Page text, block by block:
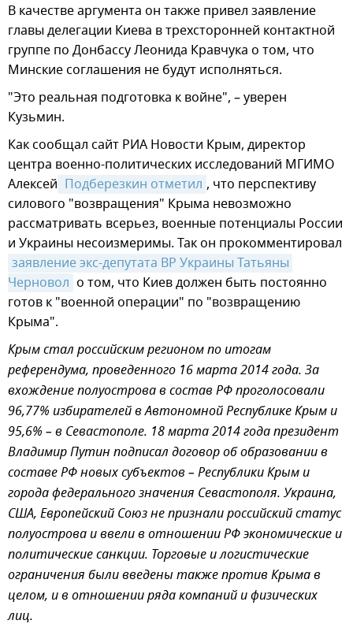
В качестве аргумента он также привел заявление
главы делегации Киева в трехсторонней контактной
группе по Донбассу Леонида Кравчука о том, что
Минские соглашения не будут исполняться.
"Это реальная подготовка к войне", – уверен
Кузьмин.
Как сообщал сайт РИА Новости Крым, директор
центра военно-политических исследований МГИМО
Алексей Подберезкин отметил , что перспективу
силового "возвращения" Крыма невозможно
рассматривать всерьез, военные потенциалы России
и Украины несоизмеримы. Так он прокомментировал
заявление экс-депутата ВР Украины Татьяны
Черновол о том, что Киев должен быть постоянно
готов к "военной операции" по "возвращению
Крыма".
Крым стал российским регионом по итогам
референдума, проведенного 16 марта 2014 года. За
вхождение полуострова в состав РФ проголосовали
96,77% избирателей в Автономной Республике Крым и
95,6% – в Севастополе. 18 марта 2014 года президент
Владимир Путин подписал договор об образовании в
составе РФ новых субъектов – Республики Крым и
города федерального значения Севастополя. Украина,
США, Европейский Союз не признали российский статус
полуострова и ввели в отношении РФ экономические и
политические санкции. Торговые и логистические
ограничения были введены также против Крыма в
целом, и в отношении ряда компаний и физических
лиц.